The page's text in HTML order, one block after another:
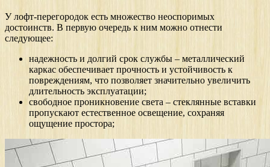
У лофт-перегородок есть множество неоспоримых
достоинств. В первую очередь к ним можно отнести
следующее:
надежность и долгий срок службы – металлический
каркас обеспечивает прочность и устойчивость к
повреждениям, что позволяет значительно увеличить
длительность эксплуатации;
свободное проникновение света – стеклянные вставки
пропускают естественное освещение, сохраняя
ощущение простора;